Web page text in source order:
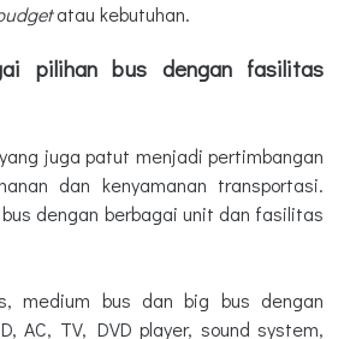
atau kebutuhan.
pilihan bus dengan fasilitas
juga patut menjadi pertimbangan
dan kenyamanan transportasi.
bus dengan berbagai unit dan fasilitas
medium bus dan big bus dengan
AC, TV, DVD player, sound system,